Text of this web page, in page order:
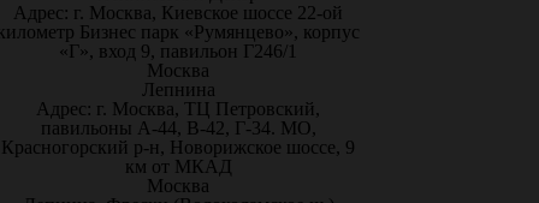
Адрес: г. Москва, Киевское шоссе 22-ой
Бизнес парк «Румянцево», корпус
«Г», вход 9, павильон Г246/1
Москва
Лепнина
Адрес: г. Москва, ТЦ Петровский,
павильоны А-44, В-42, Г-34. МО,
Красногорский р-н, Новорижское шоссе, 9
км от МКАД
Москва